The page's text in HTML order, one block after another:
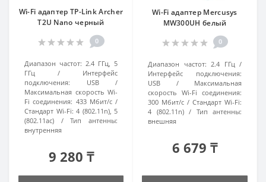
Wi-Fi адаптер TP-Link Archer
T2U Nano черный
0
Диапазон частот: 2.4 ГГц, 5
ГГц
Интерфейс
подключения:
USB
Максимальная скорость Wi-
Fi соединения: 433 Мбит/с
Стандарт Wi-Fi: 4 (802.11n), 5
(802.11ac)
Тип антенны:
внутренняя
9 280 ₸
Wi-Fi адаптер Mercusys
MW300UH белый
0
Диапазон частот: 2.4 ГГц
Интерфейс подключения:
USB
Максимальная
скорость Wi-Fi соединения:
300 Мбит/с
Стандарт Wi-Fi:
4 (802.11n)
Тип антенны:
внешняя
6 679 ₸